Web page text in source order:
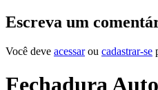
Escreva um
Você deve acessarou cadastrar-se
Fechadura